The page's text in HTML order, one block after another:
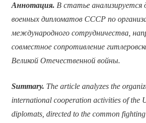
Аннотация. В статье анализируется
военных дипломатов СССР по
международного сотрудничества,
совместное сопротивление
Великой Отечественной войны.
Summary. The article analyzes the
international cooperation activities of the
diplomats, directed to the common